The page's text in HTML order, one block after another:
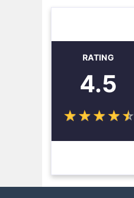
RATING
4.5
☆☆☆☆☆
★★★★★